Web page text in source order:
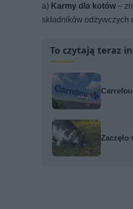
a) Karmy dla kotów –
składników
To czytają teraz